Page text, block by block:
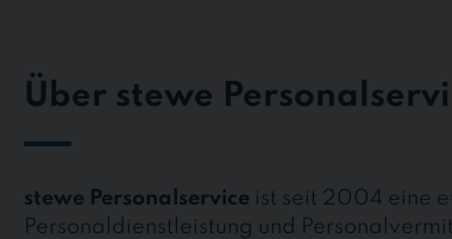
Über stewe
stewe Personalservice ist seit 2004 eine
Personaldienstleistung und